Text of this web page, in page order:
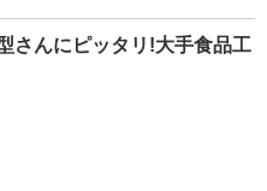
さんにピッタリ!大手食品工